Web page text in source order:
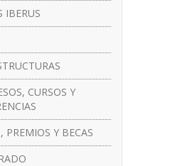
IBERUS
CURSOS Y
PREMIOS Y BECAS